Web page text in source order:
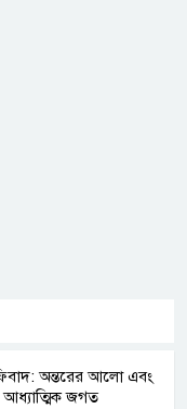
অন্তরের আলো এবং
আধ্যাত্মিক জগত